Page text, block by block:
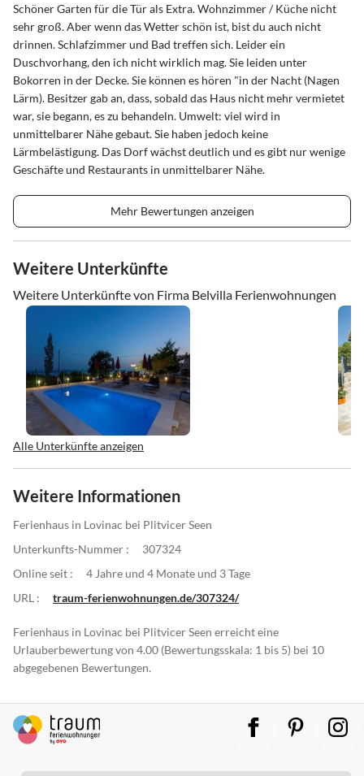
Schöner Garten für die Tür als Extra. Wohnzimmer / Küche nicht
sehr groß. Aber wenn das Wetter schön ist, bist du auch nicht
drinnen. Schlafzimmer und Bad treffen sich. Leider ein
Duschvorhang, den ich nicht wirklich mag. Sie leiden unter
Bokorren in der Decke. Sie können es hören "in der Nacht (Nagen
Lärm). Besitzer gab an, dass, sobald das Haus nicht mehr vermietet
war, sie begann, es zu behandeln. Umwelt: viel wird in
unmittelbarer Nähe gebaut. Sie haben jedoch keine
Lärmbelästigung. Das Dorf wächst deutlich und es gibt nur wenige
Geschäfte und Restaurants in unmittelbarer Nähe.
Mehr Bewertungen anzeigen
Weitere Unterkünfte
Weitere Unterkünfte von Firma Belvilla Ferienwohnungen
Alle Unterkünfte anzeigen
Weitere Informationen
Ferienhaus in Lovinac bei Plitvicer Seen
Unterkunfts-Nummer :
307324
Online seit :
4 Jahre und 4 Monate und 3 Tage
URL :
traum-ferienwohnungen.de/307324/
Ferienhaus in Lovinac bei Plitvicer Seen erreicht eine
Urlauberbewertung von 4.00 (Bewertungsskala: 1 bis 5) bei 10
abgegebenen Bewertungen.